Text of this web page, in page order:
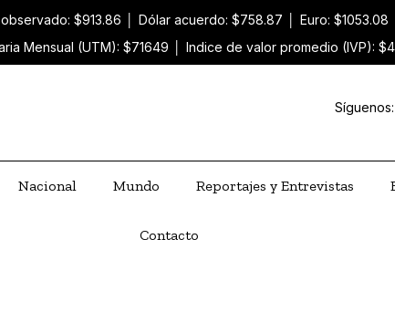
$913.86 Dólar acuerdo: $758.87 Euro: $1053.08
Mensual (UTM): $71649
Indice de valor promedio (IVP):
Síguenos:
Nacional Mundo Reportajes y Entrevistas
Contacto